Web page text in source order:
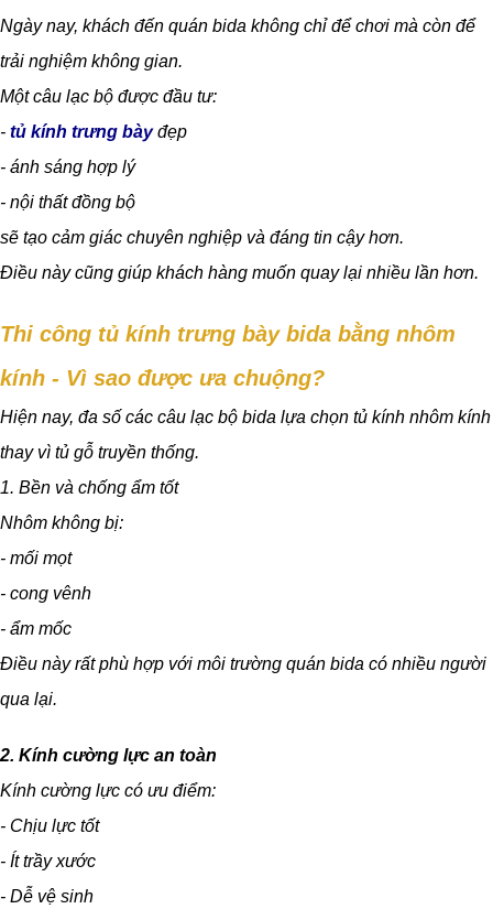
Ngày nay, khách đến quán bida không chỉ để chơi mà còn để
trải nghiệm không gian.
Một câu lạc bộ được đầu tư:
- tủ kính trưng bày đẹp
- ánh sáng hợp lý
- nội thất đồng bộ
sẽ tạo cảm giác chuyên nghiệp và đáng tin cậy hơn.
Điều này cũng giúp khách hàng muốn quay lại nhiều lần hơn.
Thi công tủ kính trưng bày bida bằng nhôm
kính - Vì sao được ưa chuộng?
Hiện nay, đa số các câu lạc bộ bida lựa chọn tủ kính nhôm kính
thay vì tủ gỗ truyền thống.
1. Bền và chống ẩm tốt
Nhôm không bị:
- mối mọt
- cong vênh
- ẩm mốc
Điều này rất phù hợp với môi trường quán bida có nhiều người
qua lại.
2. Kính cường lực an toàn
Kính cường lực có ưu điểm:
- Chịu lực tốt
- Ít trầy xước
- Dễ vệ sinh